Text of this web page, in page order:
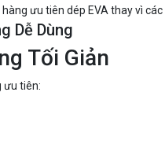
ưu tiên dép EVA thay vì
Dễ Dùng
Tối Giản
ưu tiên: